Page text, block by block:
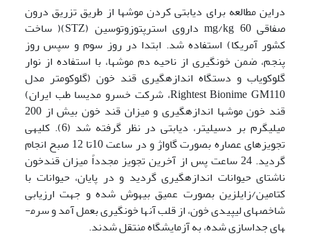
دراین مطالعه برای دیابتی کردن موش­ها از طریق تزریق درون
صفاقی mg/kg 60 داروی استرپتوزوتوسین (STZ)( ساخت
کشور آمریکا) استفاده شد. ابتدا در روز سوم و سپس روز
پنجم، ضمن خونگیری از ناحیه­ دم موش­ها، با استفاده از نوار
گلوکویاب و دستگاه اندازه­گیری قند خون (گلوکومتر مدل
Rightest Bionime GM110، شرکت خسرو مدیسا طب ایران)
قند خون موش­ها اندازه­گیری و میزان قند خون بیش از 200
میلی­گرم بر دسی­لیتر، دیابتی در نظر گرفته شد (6). کلیه­ی
تجویزهای عصاره بصورت گاواژ و در ساعت 10تا 12 صبح انجام
گردید. 24 ساعت پس از آخرین تجویز مجدداً میزان قندخون
ناشتای حیوانات اندازه­گیری گردید و در پایان، حیوانات با
کتامین/زایلزین بصورت عمیق بیهوش شده و جهت ارزیابی
شاخص­های لیپیدی خون، از قلب آنها خونگیری بعمل آمد و سرم­
های جداسازی شده، به آزمایشگاه منتقل شدند.